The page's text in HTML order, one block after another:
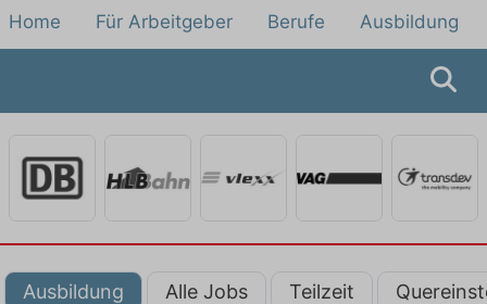
Home Für Arbeitgeber Berufe Ausbildung
Ausbildung Alle Jobs Teilzeit